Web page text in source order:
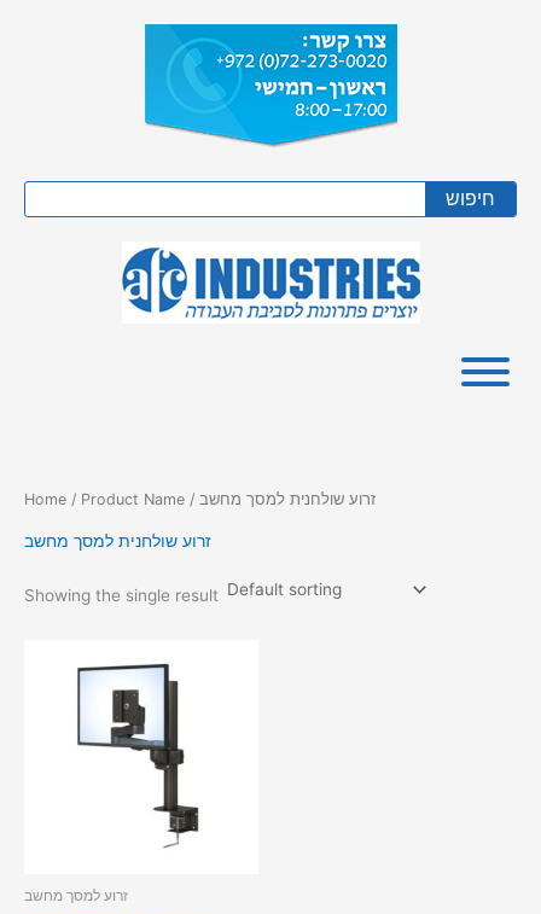
חיפוש
Home / Product Name / זרוע שולחנית למסך מחשב
זרוע שולחנית למסך מחשב
Showing the single result
זרוע למסך מחשב